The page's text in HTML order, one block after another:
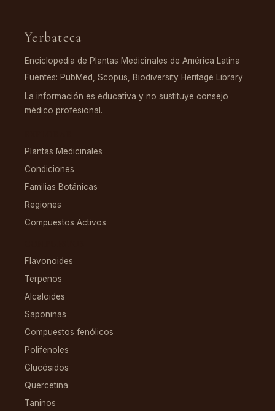
Yerbateca
Enciclopedia de Plantas Medicinales de América Latina
Fuentes: PubMed, Scopus, Biodiversity Heritage Library
La información es educativa y no sustituye consejo
médico profesional.
Plantas Medicinales
Condiciones
Familias Botánicas
Regiones
Compuestos Activos
Flavonoides
Terpenos
Alcaloides
Saponinas
Compuestos fenólicos
Polifenoles
Glucósidos
Quercetina
Taninos